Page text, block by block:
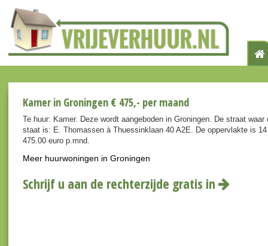
Kamer in Groningen € 475,- per maand
Te huur: Kamer. Deze wordt aangeboden in Groningen. De straat
staat is: E. Thomassen à Thuessinklaan 40 A2E. De oppervlakte is
475.00 euro p.mnd.
Meer huurwoningen in Groningen
Schrijf u aan de rechterzijde gratis in